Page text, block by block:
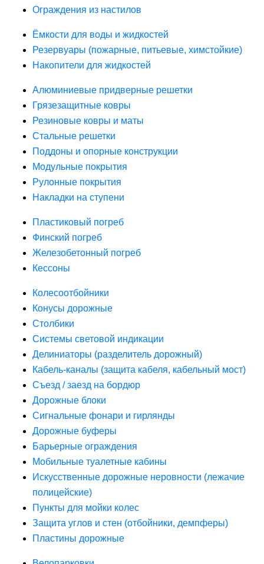
Ограждения из настилов
Ёмкости для воды и жидкостей
Резервуары (пожарные, питьевые, химстойкие)
Накопители для жидкостей
Алюминиевые придверные решетки
Грязезащитные ковры
Резиновые ковры и маты
Стальные решетки
Поддоны и опорные конструкции
Модульные покрытия
Рулонные покрытия
Накладки на ступени
Пластиковый погреб
Финский погреб
Железобетонный погреб
Кессоны
Колесоотбойники
Конусы дорожные
Столбики
Системы световой индикации
Делиниаторы (разделитель дорожный)
Кабель-каналы (защита кабеля, кабельный мост)
Съезд / заезд на бордюр
Дорожные блоки
Сигнальные фонари и гирлянды
Дорожные буферы
Барьерные ограждения
Мобильные туалетные кабины
Искусственные дорожные неровности (лежачие
полицейские)
Пункты для мойки колес
Защита углов и стен (отбойники, демпферы)
Пластины дорожные